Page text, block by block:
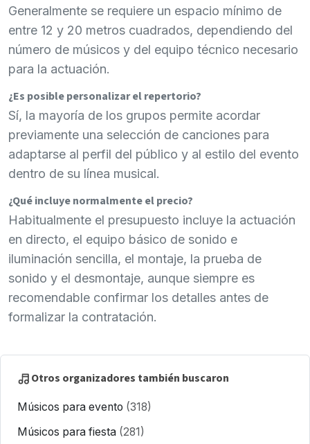
Generalmente se requiere un espacio mínimo de
entre 12 y 20 metros cuadrados, dependiendo del
número de músicos y del equipo técnico necesario
para la actuación.
¿Es posible personalizar el repertorio?
Sí, la mayoría de los grupos permite acordar
previamente una selección de canciones para
adaptarse al perfil del público y al estilo del evento
dentro de su línea musical.
¿Qué incluye normalmente el precio?
Habitualmente el presupuesto incluye la actuación
en directo, el equipo básico de sonido e
iluminación sencilla, el montaje, la prueba de
sonido y el desmontaje, aunque siempre es
recomendable confirmar los detalles antes de
formalizar la contratación.
Otros organizadores también buscaron
Músicos para evento (318)
Músicos para fiesta (281)